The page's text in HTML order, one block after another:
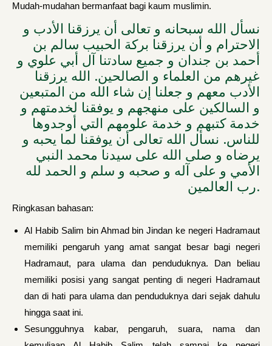
Mudah-mudahan bermanfaat bagi kaum muslimin.
نسأل الله سبحانه و تعالى أن يرزقنا الأدب و
الاحترام و أن يرزقنا بركة الحبيب سالم بن
أحمد بن جندان و جميع سادتنا آل أبي علوي و
غيرهم من العلماء و الصالحين. الله يرزقنا
الأدب معهم و جعلنا إن شاء الله من المتبعين
و السالكين على منهجهم و يوفقنا لخدمتهم و
خدمة كتبهم و خدمة علومهم التي أوجدوها
للناس. نسأل الله تعالى أن يوفقنا لما يحبه و
يرضاه و صلى الله على سيدنا محمد النبي
الأمي و على آله و صحبه و سلم و الحمد لله
رب العالمين.
Ringkasan bahasan:
Al Habib Salim bin Ahmad bin Jindan ke negeri Hadramaut
memiliki pengaruh yang amat sangat besar bagi negeri
Hadramaut, para ulama dan penduduknya. Dan beliau
memiliki posisi yang sangat penting di negeri Hadramaut
dan di hati para ulama dan penduduknya dari sejak dahulu
hingga saat ini.
Sesungguhnya kabar, pengaruh, suara, nama dan